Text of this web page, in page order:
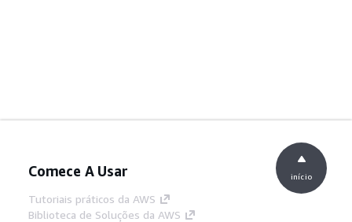
Comece A Usar
Tutoriais práticos da AWS
Biblioteca de Soluções da AWS
início